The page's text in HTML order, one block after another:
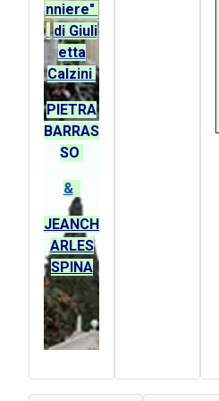
nniere"
di Giuli
etta
Calzini
PIETRA
BARRAS
SO
&
JEANCH
ARLES
SPINA